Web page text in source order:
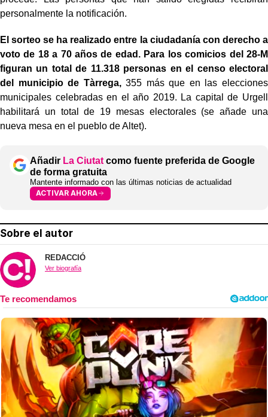
personalmente la notificación.
El sorteo se ha realizado entre la ciudadanía con derecho a
voto de 18 a 70 años de edad. Para los comicios del 28-M
figuran un total de 11.318 personas en el censo electoral
del municipio de Tàrrega,355 más que en las elecciones
municipales celebradas en el año 2019. La capital de Urgell
habilitará un total de 19 mesas electorales (se añade una
nueva mesa en el pueblo de Altet).
Añadir La Ciutat como fuente preferida de Google
de forma gratuita
Mantente informado con las últimas noticias de actualidad
ACTIVAR AHORA
Sobre el autor
REDACCIÓ
Ver biografía